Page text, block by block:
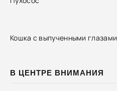
Кошка с выпученными глазами
В ЦЕНТРЕ ВНИМАНИЯ